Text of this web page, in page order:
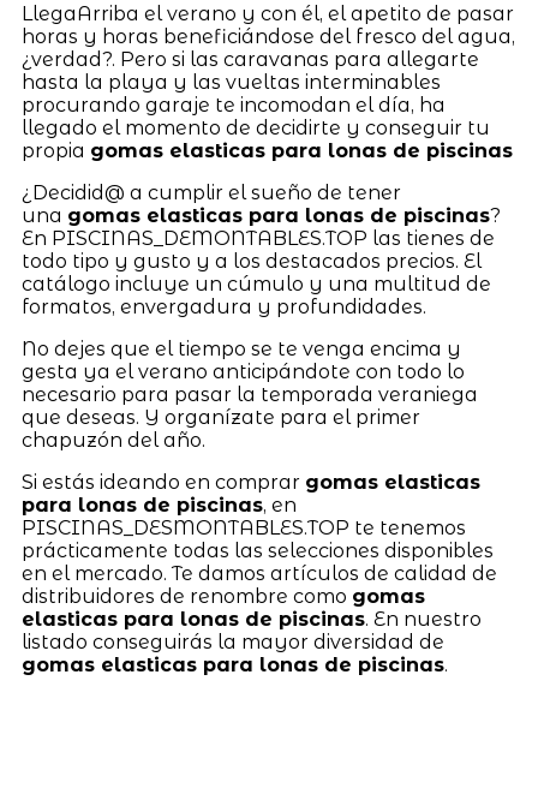
LlegaArriba el verano y con él, el apetito de pasar
horas y horas beneficiándose del fresco del agua,
¿verdad?. Pero si las caravanas para allegarte
hasta la playa y las vueltas interminables
procurando garaje te incomodan el día, ha
llegado el momento de decidirte y conseguir tu
propia gomas elasticas para lonas de piscinas
¿Decidid@ a cumplir el sueño de tener
una gomas elasticas para lonas de piscinas?
En PISCINAS_DEMONTABLES.TOP las tienes de
todo tipo y gusto y a los destacados precios. El
catálogo incluye un cúmulo y una multitud de
formatos, envergadura y profundidades.
No dejes que el tiempo se te venga encima y
gesta ya el verano anticipándote con todo lo
necesario para pasar la temporada veraniega
que deseas. Y organízate para el primer
chapuzón del año.
Si estás ideando en comprar gomas elasticas
para lonas de piscinas, en
PISCINAS_DESMONTABLES.TOP te tenemos
prácticamente todas las selecciones disponibles
en el mercado. Te damos artículos de calidad de
distribuidores de renombre como gomas
elasticas para lonas de piscinas. En nuestro
listado conseguirás la mayor diversidad de
gomas elasticas para lonas de piscinas.